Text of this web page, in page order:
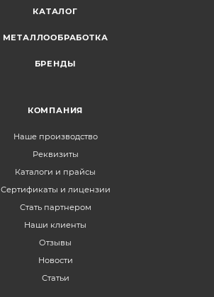
КАТАЛОГ
МЕТАЛЛООБРАБОТКА
БРЕНДЫ
КОМПАНИЯ
Наше производство
Реквизиты
Каталоги и прайсы
Сертификаты и лицензии
Стать партнером
Наши клиенты
Отзывы
Новости
Статьи